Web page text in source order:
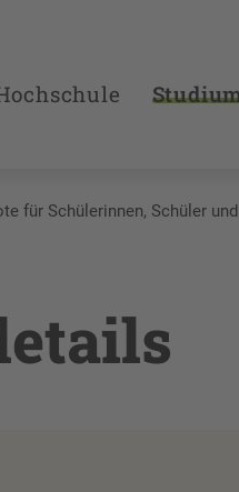
für Schülerinnen, Schüler